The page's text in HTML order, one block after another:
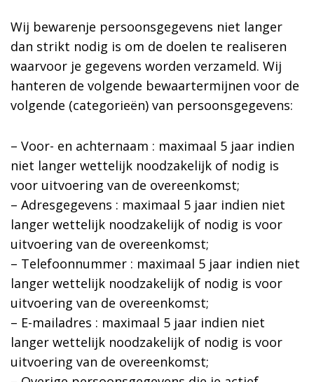
Wij bewarenje persoonsgegevens niet langer
dan strikt nodig is om de doelen te realiseren
waarvoor je gegevens worden verzameld. Wij
hanteren de volgende bewaartermijnen voor de
volgende (categorieën) van persoonsgegevens:
– Voor- en achternaam : maximaal 5 jaar indien
niet langer wettelijk noodzakelijk of nodig is
voor uitvoering van de overeenkomst;
– Adresgegevens : maximaal 5 jaar indien niet
langer wettelijk noodzakelijk of nodig is voor
uitvoering van de overeenkomst;
– Telefoonnummer : maximaal 5 jaar indien niet
langer wettelijk noodzakelijk of nodig is voor
uitvoering van de overeenkomst;
– E-mailadres : maximaal 5 jaar indien niet
langer wettelijk noodzakelijk of nodig is voor
uitvoering van de overeenkomst;